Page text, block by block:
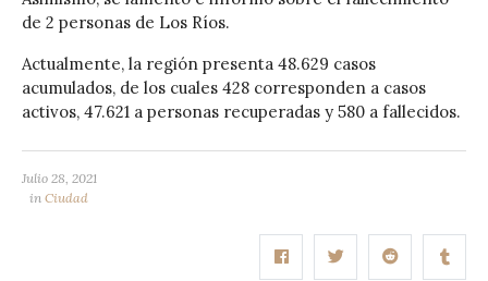
de 2 personas de Los Ríos.
Actualmente, la región presenta 48.629 casos
acumulados, de los cuales 428 corresponden a casos
activos, 47.621 a personas recuperadas y 580 a fallecidos.
Julio 28, 2021
in Ciudad